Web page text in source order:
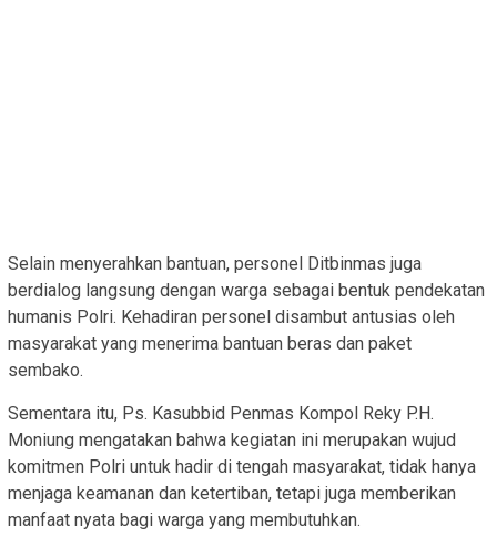
Selain menyerahkan bantuan, personel Ditbinmas juga
berdialog langsung dengan warga sebagai bentuk pendekatan
humanis Polri. Kehadiran personel disambut antusias oleh
masyarakat yang menerima bantuan beras dan paket
sembako.
Sementara itu, Ps. Kasubbid Penmas Kompol Reky P.H.
Moniung mengatakan bahwa kegiatan ini merupakan wujud
komitmen Polri untuk hadir di tengah masyarakat, tidak hanya
menjaga keamanan dan ketertiban, tetapi juga memberikan
manfaat nyata bagi warga yang membutuhkan.